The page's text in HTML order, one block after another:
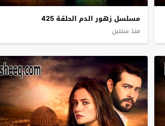
مسلسل زهور الدم الحلقة 425
منذ سنتين